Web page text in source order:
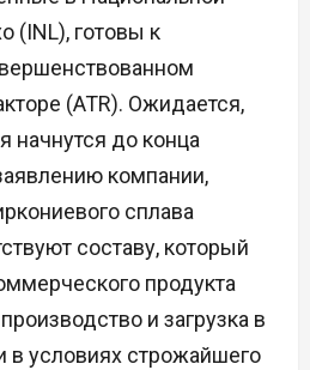
(INL), готовы к
(ATR). Ожидается,
начнутся до конца
компании,
сплава
составу, который
продукта
и загрузка в
в условиях строжайшего